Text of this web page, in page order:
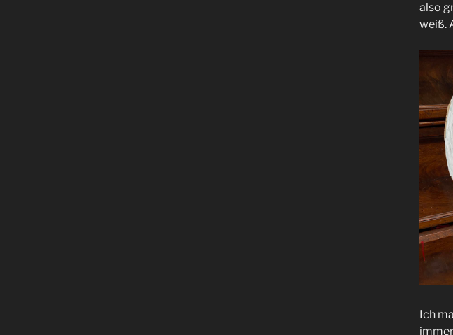
also
weiß.
Ich